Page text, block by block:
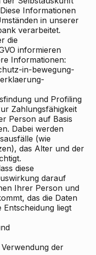
Informationen
in unserer
verarbeitet.
die
informieren
Informationen:
in-bewegung-
und Profiling
Zahlungsfähigkeit
Person auf Basis
Dabei werden
(wie
das Alter und der
diese
darauf
Ihrer Person und
das die Daten
liegt
der